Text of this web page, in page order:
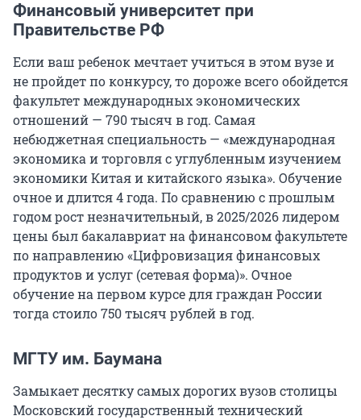
Финансовый университет при
Правительстве РФ
Если ваш ребенок мечтает учиться в этом вузе и
не пройдет по конкурсу, то дороже всего обойдется
факультет международных экономических
отношений — 790 тысяч в год. Самая
небюджетная специальность — «международная
экономика и торговля с углубленным изучением
экономики Китая и китайского языка». Обучение
очное и длится 4 года. По сравнению с прошлым
годом рост незначительный, в 2025/2026 лидером
цены был бакалавриат на финансовом факультете
по направлению «Цифровизация финансовых
продуктов и услуг (сетевая форма)». Очное
обучение на первом курсе для граждан России
тогда стоило 750 тысяч рублей в год.
МГТУ им. Баумана
Замыкает десятку самых дорогих вузов столицы
Московский государственный технический